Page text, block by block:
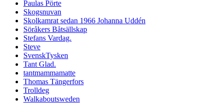
Paulas Pörte
Skogsnuvan
Skolkamrat sedan 1966 Johanna Uddén
Söråkers Båtsällskap
Stefans Vardag.
Steve
SvenskTysken
Tant Glad.
tantmammamatte
Thomas Tängerfors
Trolldeg
Walkaboutsweden